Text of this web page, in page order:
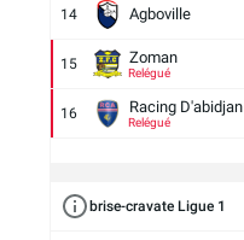
14 Agboville
15 Zoman
Relégué
16 Racing D'abidjan
Relégué
brise-cravate Ligue 1